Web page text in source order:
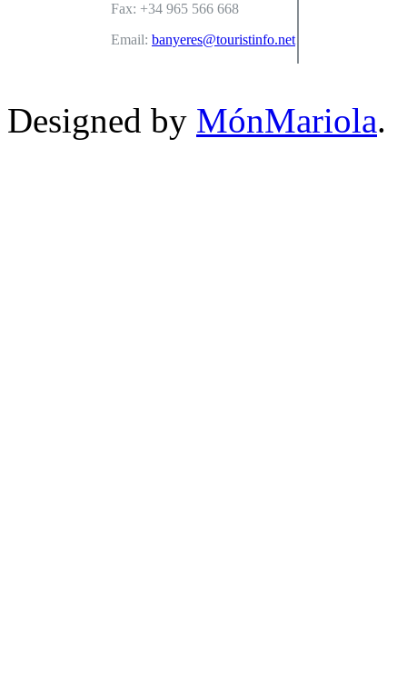
Fax: +34 965 566 668
Email: banyeres@touristinfo.net
Designed by MónMariola.